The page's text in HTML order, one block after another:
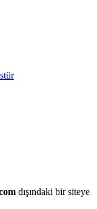
dışındaki bir siteye